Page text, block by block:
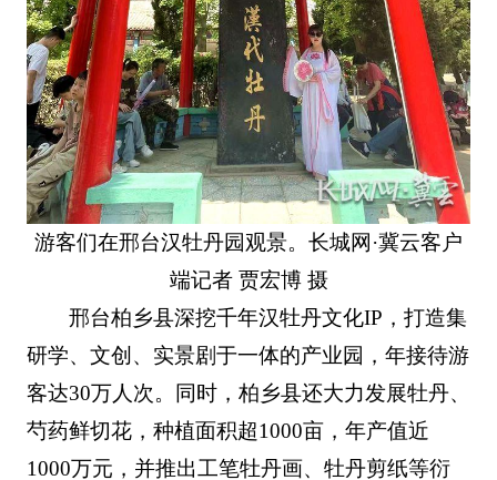
游客们在邢台汉牡丹园观景。长城网·冀云客户
端记者 贾宏博 摄
邢台柏乡县深挖千年汉牡丹文化IP，打造集
研学、文创、实景剧于一体的产业园，年接待游
客达30万人次。同时，柏乡县还大力发展牡丹、
芍药鲜切花，种植面积超1000亩，年产值近
1000万元，并推出工笔牡丹画、牡丹剪纸等衍